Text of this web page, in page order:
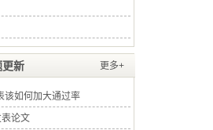
更新 更多+
该如何加大通过率
论文